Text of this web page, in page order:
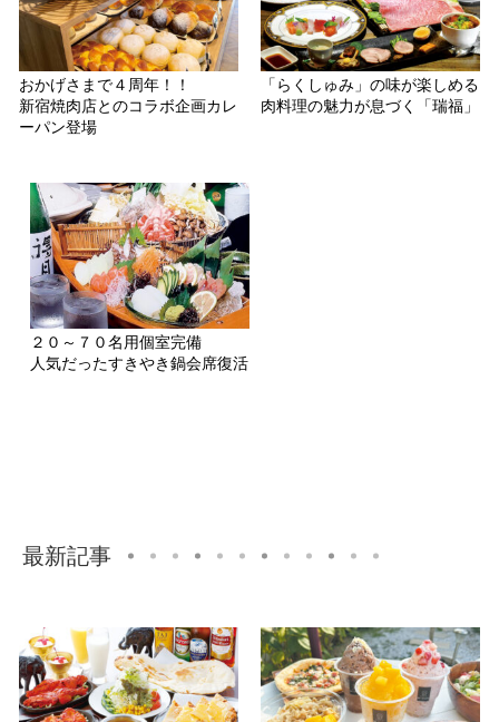
おかげさまで４周年！！
新宿焼肉店とのコラボ企画カレ
ーパン登場
「らくしゅみ」の味が楽しめる
肉料理の魅力が息づく「瑞福」
２０～７０名用個室完備
人気だったすきやき鍋会席復活
最新記事